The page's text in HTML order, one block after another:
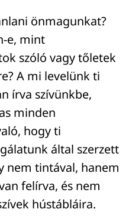
önmagunkat?
e, mint
szóló vagy tőletek
A mi levelünk ti
írva szívünkbe,
minden
hogy ti
által szerzett
nem tintával, hanem
felírva, és nem
hústábláira.